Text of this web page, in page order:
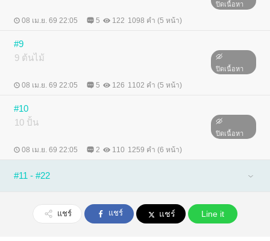
ปิดเนื้อหา
08 เม.ย. 69 22:05 5 122 1098 คำ (5 หน้า)
#9
9 ต้นไม้
ปิดเนื้อหา
08 เม.ย. 69 22:05 5 126 1102 คำ (5 หน้า)
#10
10 ปั้น
ปิดเนื้อหา
08 เม.ย. 69 22:05 2 110 1259 คำ (6 หน้า)
#11 - #22
แชร์ แชร์ แชร์ Line it